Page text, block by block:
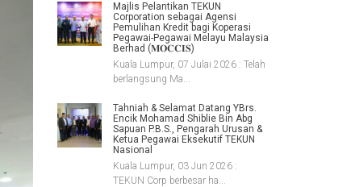
Majlis Pelantikan TEKUN
Corporation sebagai Agensi
Pemulihan Kredit bagi Koperasi
Pegawai-Pegawai Melayu Malaysia
Berhad (𝐌𝐎𝐂𝐂𝐈𝐒)
Kuala Lumpur, 07 Julai 2026 : Telah
berlangsung Ma...
Tahniah & Selamat Datang YBrs.
Encik Mohamad Shiblie Bin Abg
Sapuan P.B.S., Pengarah Urusan &
Ketua Pegawai Eksekutif TEKUN
Nasional
Kuala Lumpur, 03 Jun 2026 :
TEKUN Corp berbesar ha...